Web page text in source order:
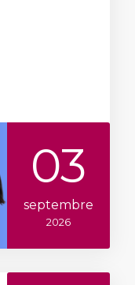
03
septembre
2026